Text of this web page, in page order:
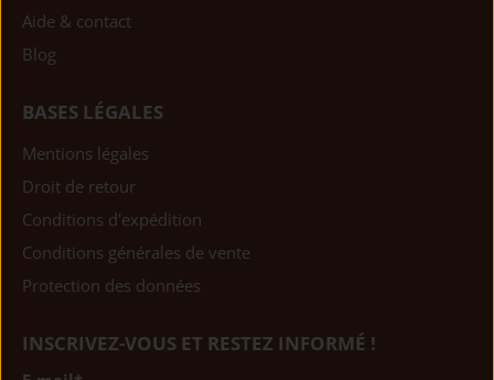
Aide & contact
Blog
BASES LÉGALES
Mentions légales
Droit de retour
Conditions d'expédition
Conditions générales de vente
Protection des données
INSCRIVEZ-VOUS ET RESTEZ INFORMÉ !